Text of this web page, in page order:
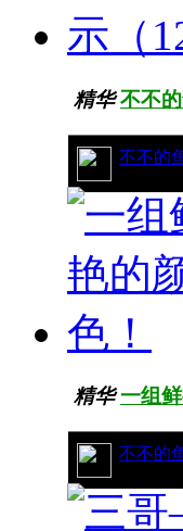
精华 不不
不不的
精华 一组
不不的